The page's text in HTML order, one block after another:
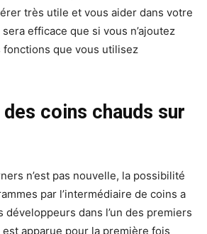
très utile et vous aider dans votre
efficace que si vous n’ajoutez
fonctions que vous utilisez
coins chauds sur
n’est pas nouvelle, la possibilité
par l’intermédiaire de coins a
développeurs dans l’un des premiers
est apparue pour la première fois